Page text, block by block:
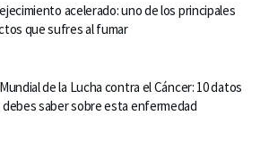
acelerado: uno de los principales
que sufres al fumar
de la Lucha contra el Cáncer: 10 datos
saber sobre esta enfermedad